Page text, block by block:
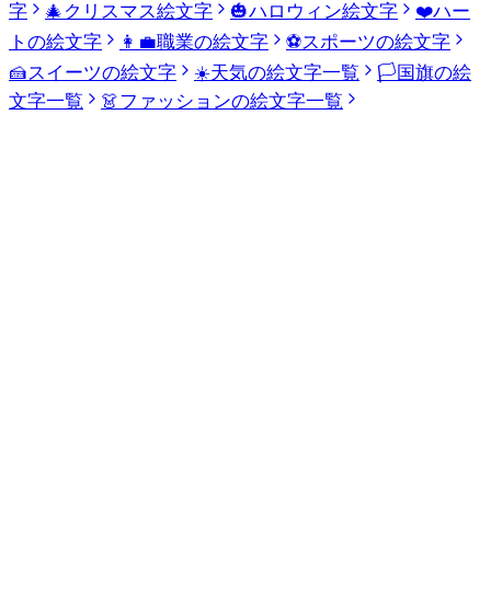
字
🎄 クリスマス絵文字 🎃ハロウィン絵文字 ❤️ハー
トの絵文字
👩‍💼職業の絵文字 ⚽スポーツの絵文字
🍰スイーツの絵文字 ☀️天気の絵文字一覧 🏳️国旗の絵
文字一覧
👗ファッションの絵文字一覧